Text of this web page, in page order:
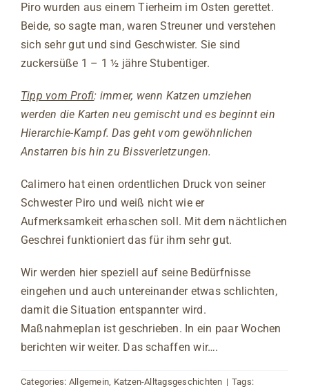
Piro wurden aus einem Tierheim im Osten gerettet.
Beide, so sagte man, waren Streuner und verstehen
sich sehr gut und sind Geschwister. Sie sind
zuckersüße 1 – 1 ½ jähre Stubentiger.
Tipp vom Profi: immer, wenn Katzen umziehen
werden die Karten neu gemischt und es beginnt ein
Hierarchie-Kampf. Das geht vom gewöhnlichen
Anstarren bis hin zu Bissverletzungen.
Calimero hat einen ordentlichen Druck von seiner
Schwester Piro und weiß nicht wie er
Aufmerksamkeit erhaschen soll. Mit dem nächtlichen
Geschrei funktioniert das für ihm sehr gut.
Wir werden hier speziell auf seine Bedürfnisse
eingehen und auch untereinander etwas schlichten,
damit die Situation entspannter wird.
Maßnahmeplan ist geschrieben. In ein paar Wochen
berichten wir weiter. Das schaffen wir….
Categories: Allgemein, Katzen-Alltagsgeschichten | Tags: